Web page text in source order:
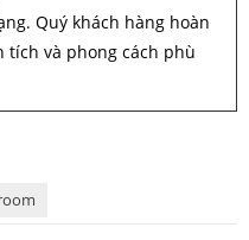
Quý khách hàng hoàn
tích và phong cách phù